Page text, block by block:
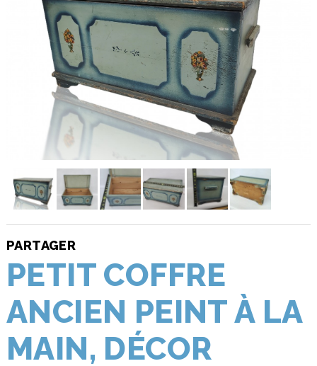
PARTAGER
PETIT COFFRE
ANCIEN PEINT À LA
MAIN, DÉCOR